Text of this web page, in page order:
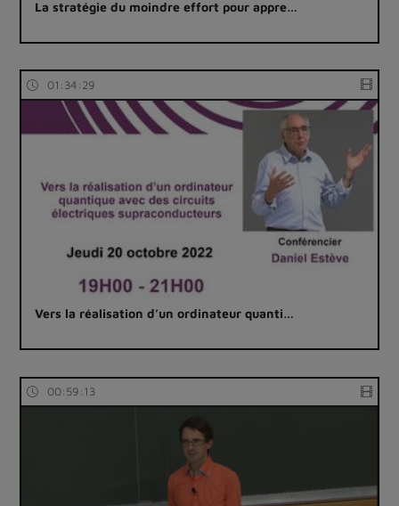
La stratégie du moindre effort pour appre…
01:34:29
Vers la réalisation d’un ordinateur quanti…
00:59:13